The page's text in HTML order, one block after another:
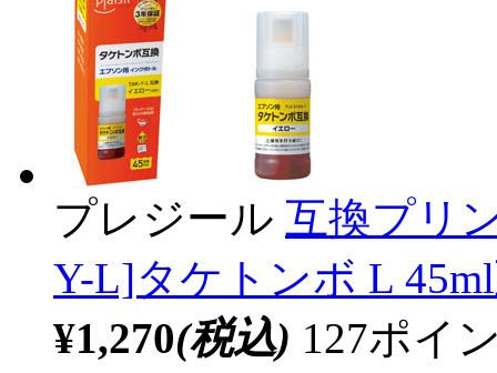
プレジール 互換プリ
Y-L]タケトンボ L
¥1,270(税込) 127ポイ